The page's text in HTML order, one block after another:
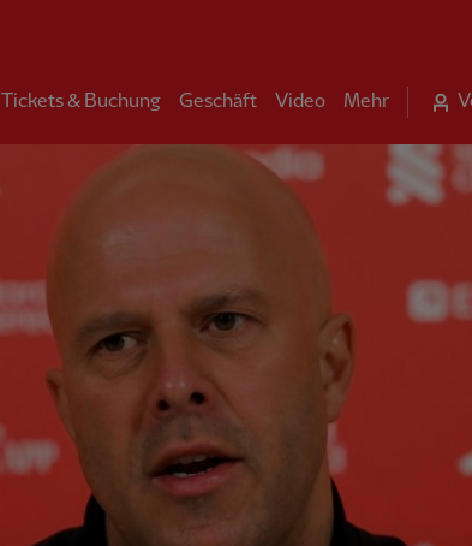
Tickets & Buchung Geschäft Video Mehr